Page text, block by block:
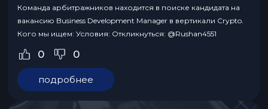
Команда арбитражников находится в поиске кандидата на
вакансию Business Development Manager в вертикали Crypto.
Кого мы ищем: Условия: Откликнуться: @Rushan4551
0 0
подробнее